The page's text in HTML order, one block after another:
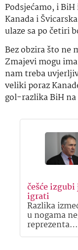
Podsjećamo, i
Kanada i
ulaze sa po četiri
Bez obzira što ne
Zmajevi mogu
nam treba
veliki poraz
gol-razlika BiH
češće
igrati
Razlika
u nogama
reprezenta…